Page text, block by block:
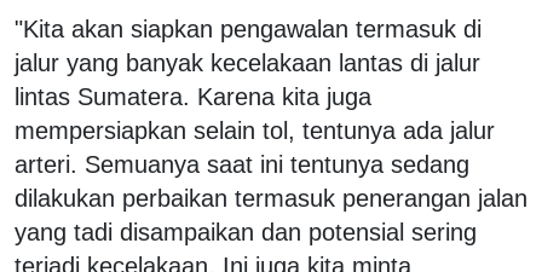
"Kita akan siapkan pengawalan termasuk di
jalur yang banyak kecelakaan lantas di jalur
lintas Sumatera. Karena kita juga
mempersiapkan selain tol, tentunya ada jalur
arteri. Semuanya saat ini tentunya sedang
dilakukan perbaikan termasuk penerangan jalan
yang tadi disampaikan dan potensial sering
terjadi kecelakaan. Ini juga kita minta